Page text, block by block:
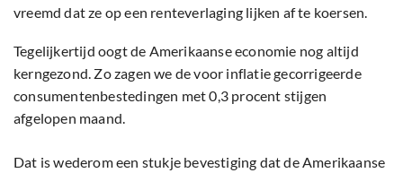
vreemd dat ze op een renteverlaging lijken af te koersen.
Tegelijkertijd oogt de Amerikaanse economie nog altijd
kerngezond. Zo zagen we de voor inflatie gecorrigeerde
consumentenbestedingen met 0,3 procent stijgen
afgelopen maand.
Dat is wederom een stukje bevestiging dat de Amerikaanse